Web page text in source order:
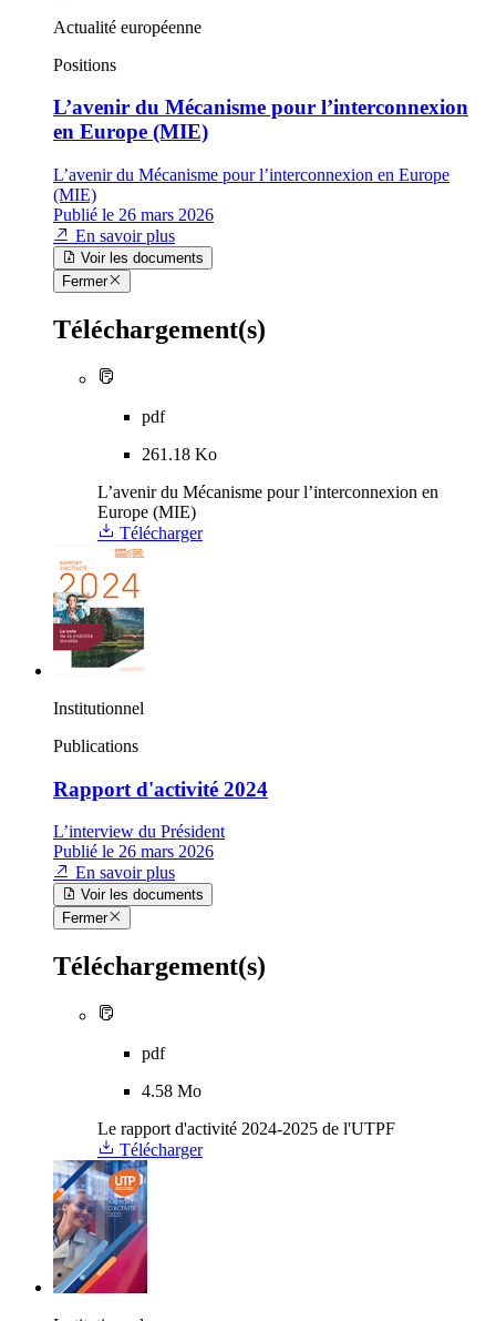
Actualité européenne
Positions
L’avenir du Mécanisme pour l’interconnexion
en Europe (MIE)
L’avenir du Mécanisme pour l’interconnexion en Europe
(MIE)
Publié le 26 mars 2026
En savoir plus
Voir les documents
Fermer
Téléchargement(s)
pdf
261.18 Ko
L’avenir du Mécanisme pour l’interconnexion en
Europe (MIE)
Télécharger
Institutionnel
Publications
Rapport d'activité 2024
L’interview du Président
Publié le 26 mars 2026
En savoir plus
Voir les documents
Fermer
Téléchargement(s)
pdf
4.58 Mo
Le rapport d'activité 2024-2025 de l'UTPF
Télécharger